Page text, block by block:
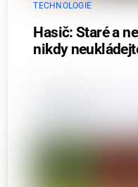
TECHNOLOGIE
Hasič: Staré a
nikdy